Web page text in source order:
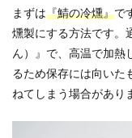
まずは『鯖の冷燻』で
燻製にする方法です。
ん）』で、高温で加熱
るため保存には向いた
ねてしまう場合があり